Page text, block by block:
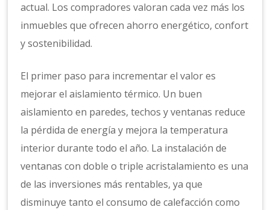
actual. Los compradores valoran cada vez más los
inmuebles que ofrecen ahorro energético, confort
y sostenibilidad.
El primer paso para incrementar el valor es
mejorar el aislamiento térmico. Un buen
aislamiento en paredes, techos y ventanas reduce
la pérdida de energía y mejora la temperatura
interior durante todo el año. La instalación de
ventanas con doble o triple acristalamiento es una
de las inversiones más rentables, ya que
disminuye tanto el consumo de calefacción como